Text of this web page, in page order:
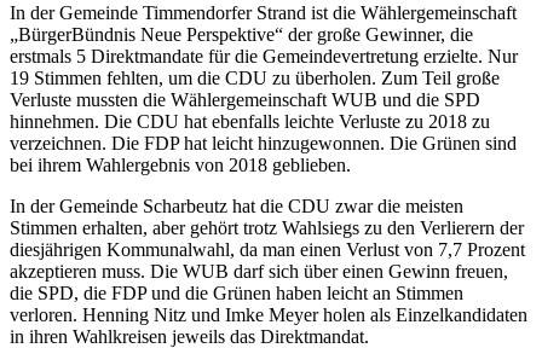
In der Gemeinde Timmendorfer Strand ist die Wählergemeinschaft
„BürgerBündnis Neue Perspektive“ der große Gewinner, die
erstmals 5 Direktmandate für die Gemeindevertretung erzielte. Nur
19 Stimmen fehlten, um die CDU zu überholen. Zum Teil große
Verluste mussten die Wählergemeinschaft WUB und die SPD
hinnehmen. Die CDU hat ebenfalls leichte Verluste zu 2018 zu
verzeichnen. Die FDP hat leicht hinzugewonnen. Die Grünen sind
bei ihrem Wahlergebnis von 2018 geblieben.
In der Gemeinde Scharbeutz hat die CDU zwar die meisten
Stimmen erhalten, aber gehört trotz Wahlsiegs zu den Verlierern der
diesjährigen Kommunalwahl, da man einen Verlust von 7,7 Prozent
akzeptieren muss. Die WUB darf sich über einen Gewinn freuen,
die SPD, die FDP und die Grünen haben leicht an Stimmen
verloren. Henning Nitz und Imke Meyer holen als Einzelkandidaten
in ihren Wahlkreisen jeweils das Direktmandat.